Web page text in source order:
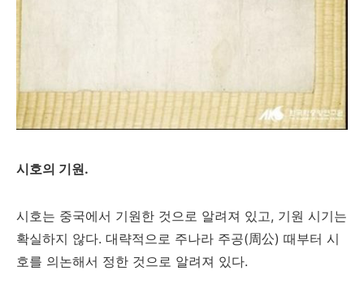
시호의 기원.
시호는 중국에서 기원한 것으로 알려져 있고, 기원 시기는
확실하지 않다. 대략적으로 주나라 주공(周公) 때부터 시
호를 의논해서 정한 것으로 알려져 있다.